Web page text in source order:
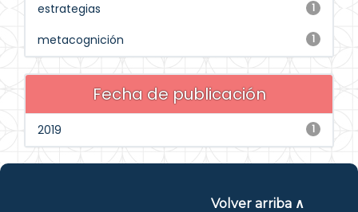
1
estrategias
1
metacognición
Fecha de publicación
1
2019
Volver arriba ∧